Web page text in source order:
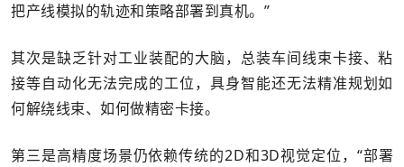
把产线模拟的轨迹和策略部署到真机。”
其次是缺乏针对工业装配的大脑，总装车间线束卡接、粘
接等自动化无法完成的工位，具身智能还无法精准规划如
何解绕线束、如何做精密卡接。
第三是高精度场景仍依赖传统的2D和3D视觉定位，“部署